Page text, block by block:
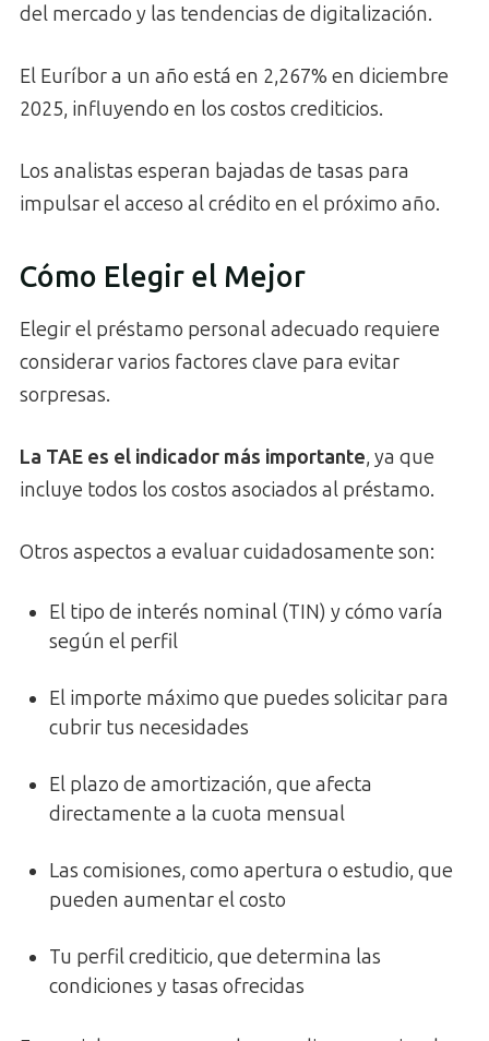
del mercado y las tendencias de digitalización.
El Euríbor a un año está en 2,267% en diciembre
2025, influyendo en los costos crediticios.
Los analistas esperan bajadas de tasas para
impulsar el acceso al crédito en el próximo año.
Cómo Elegir el Mejor
Elegir el préstamo personal adecuado requiere
considerar varios factores clave para evitar
sorpresas.
La TAE es el indicador más importante, ya que
incluye todos los costos asociados al préstamo.
Otros aspectos a evaluar cuidadosamente son:
El tipo de interés nominal (TIN) y cómo varía
según el perfil
El importe máximo que puedes solicitar para
cubrir tus necesidades
El plazo de amortización, que afecta
directamente a la cuota mensual
Las comisiones, como apertura o estudio, que
pueden aumentar el costo
Tu perfil crediticio, que determina las
condiciones y tasas ofrecidas